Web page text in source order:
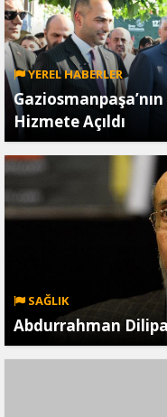
YEREL HABERLER
Hizmete Açıldı
SAĞLIK
Abdurrahman